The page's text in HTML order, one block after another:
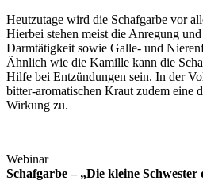
Heutzutage wird die Schafgarbe vor
Hierbei stehen meist die Anregung
Darmtätigkeit sowie Galle- und
Ähnlich wie die Kamille kann die
Hilfe bei Entzündungen sein. In der
bitter-aromatischen Kraut zudem eine
Wirkung zu.
Webinar
Schafgarbe – „Die kleine